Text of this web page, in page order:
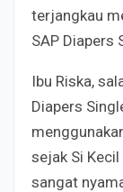
terjangkau
SAP Diapers
Ibu Riska,
Diapers
sejak Si
sangat